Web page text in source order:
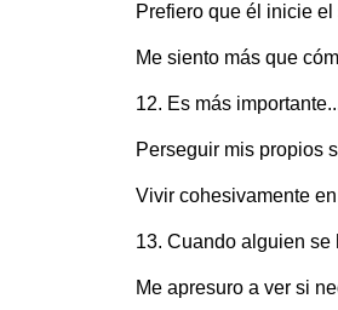
Prefiero que él inicie
Me siento más que
12. Es más
Perseguir mis propios
Vivir cohesivamente
13. Cuando alguien se
Me apresuro a ver si